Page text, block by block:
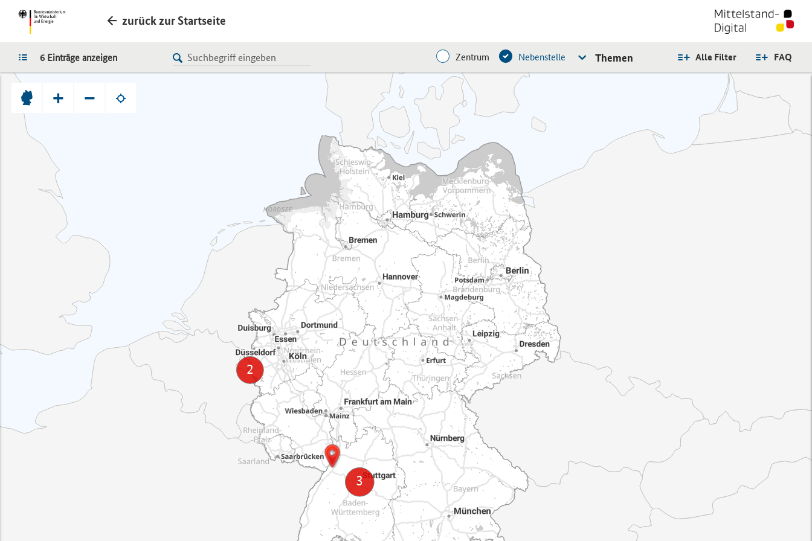
zurück zur Startseite
LISTE FAQ
Alle Filter
Zentrum Nebenstelle Themen
6 Einträge anzeigen
+ −